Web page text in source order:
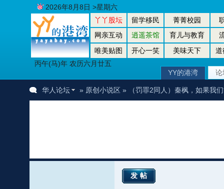
丫丫股坛 留学移民 菁菁校园
网亲互动
逍遥茶馆 育儿与教育
唯美贴图
开心一笑 美味天下
道
丙午(马)年 农历六月廿五
2026年8月8日 >星期六
YY的港湾 论
华人论坛 » 原创小说区» （罚罪2同人）秦枫，如果我
发帖